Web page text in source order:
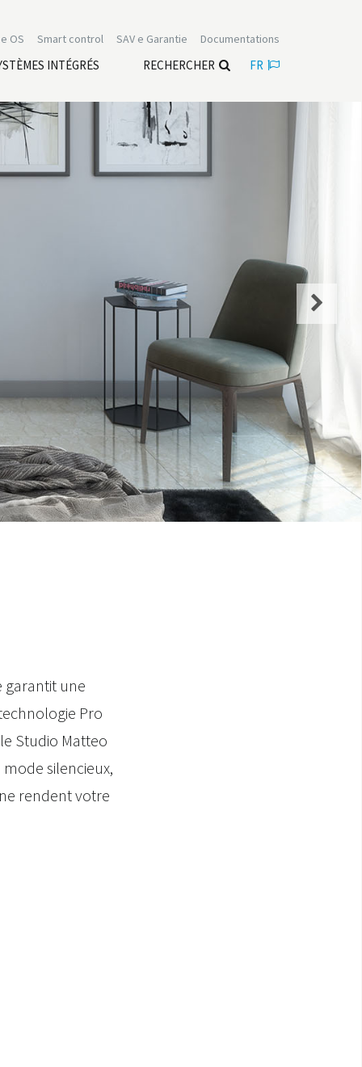
Documentations
SAV e Garantie
Smart control
OS
INTÉGRÉS RECHERCHER FR
garantit une
Pro
Studio Matteo
silencieux,
rendent votre